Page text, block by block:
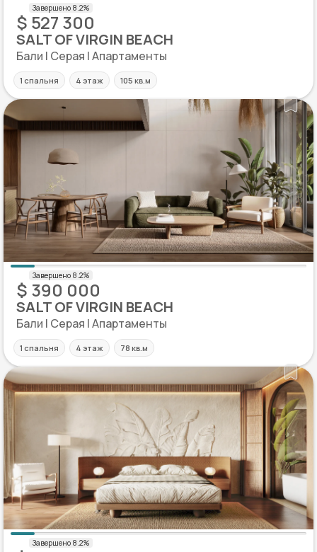
$ 527 300
SALT OF VIRGIN BEACH
Бали | Серая | Апартаменты
1 спальня 4 этаж 105 кв.м
$ 390 000
SALT OF VIRGIN BEACH
Бали | Серая | Апартаменты
1 спальня 4 этаж 78 кв.м